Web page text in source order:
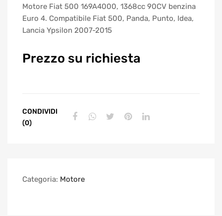
Motore Fiat 500 169A4000, 1368cc 90CV benzina
Euro 4. Compatibile Fiat 500, Panda, Punto, Idea,
Lancia Ypsilon 2007-2015
Prezzo su richiesta
CONDIVIDI
(0)
Categoria: Motore